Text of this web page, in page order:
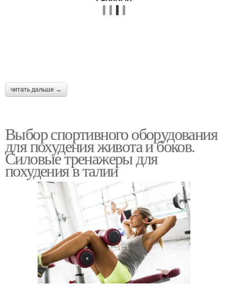
читать дальше →
Выбор спортивного оборудования
для похудения живота и боков.
Силовые тренажеры для
похудения в талии